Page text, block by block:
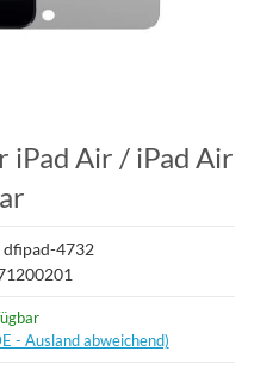
iPad Air / iPad Air
dfipad-4732
- Ausland abweichend)